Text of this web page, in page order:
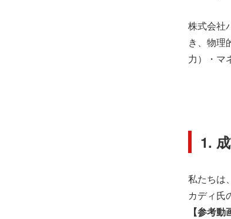
株式会社
き、物理
力）・マ
1.
私たちは
カディ氏
【参考